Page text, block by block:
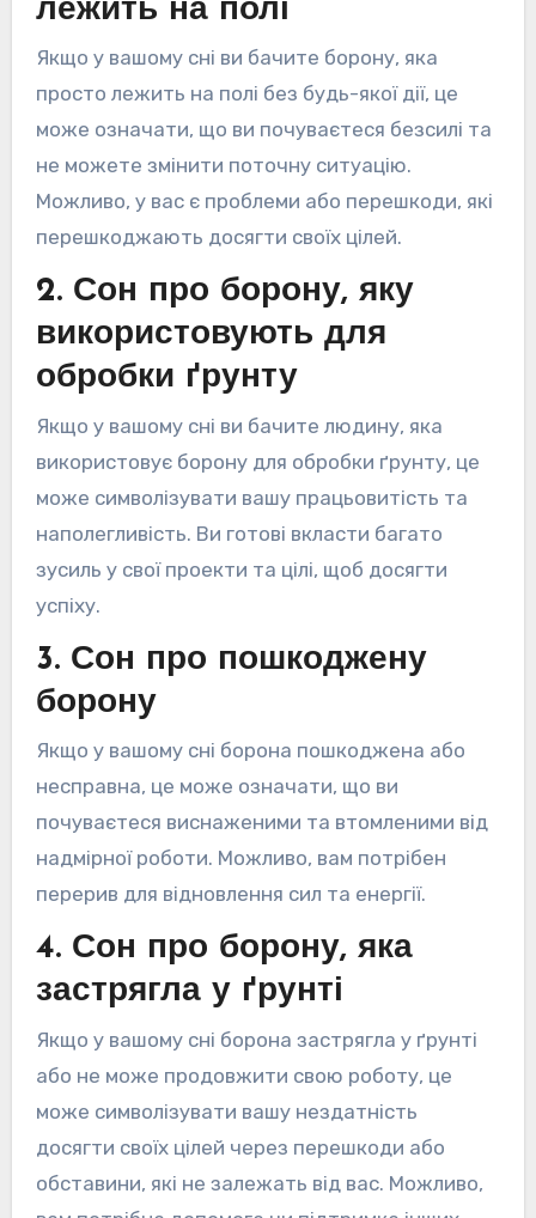
лежить на полі
Якщо у вашому сні ви бачите борону, яка
просто лежить на полі без будь-якої дії, це
може означати, що ви почуваєтеся безсилі та
не можете змінити поточну ситуацію.
Можливо, у вас є проблеми або перешкоди, які
перешкоджають досягти своїх цілей.
2. Сон про борону, яку
використовують для
обробки ґрунту
Якщо у вашому сні ви бачите людину, яка
використовує борону для обробки ґрунту, це
може символізувати вашу працьовитість та
наполегливість. Ви готові вкласти багато
зусиль у свої проекти та цілі, щоб досягти
успіху.
3. Сон про пошкоджену
борону
Якщо у вашому сні борона пошкоджена або
несправна, це може означати, що ви
почуваєтеся виснаженими та втомленими від
надмірної роботи. Можливо, вам потрібен
перерив для відновлення сил та енергії.
4. Сон про борону, яка
застрягла у ґрунті
Якщо у вашому сні борона застрягла у ґрунті
або не може продовжити свою роботу, це
може символізувати вашу нездатність
досягти своїх цілей через перешкоди або
обставини, які не залежать від вас. Можливо,